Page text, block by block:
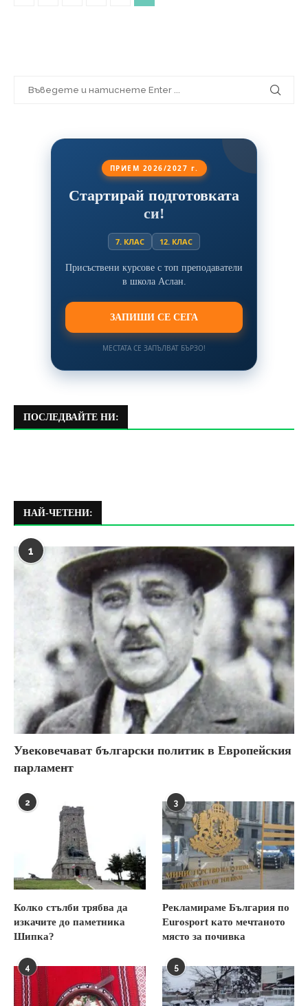
ПРИЕМ 2026/2027 г.
Стартирай подготовката
си!
7. КЛАС 12. КЛАС
Присъствени курсове с топ преподаватели
в школа Аслан.
ЗАПИШИ СЕ СЕГА
МЕСТАТА СЕ ЗАПЪЛВАТ БЪРЗО!
ПОСЛЕДВАЙТЕ НИ:
НАЙ-ЧЕТЕНИ:
1
Увековечават български политик в Европейския
парламент
2
Колко стълби трябва да
изкачите до паметника
Шипка?
3
Рекламираме България по
Eurosport като мечтаното
място за почивка
4 5